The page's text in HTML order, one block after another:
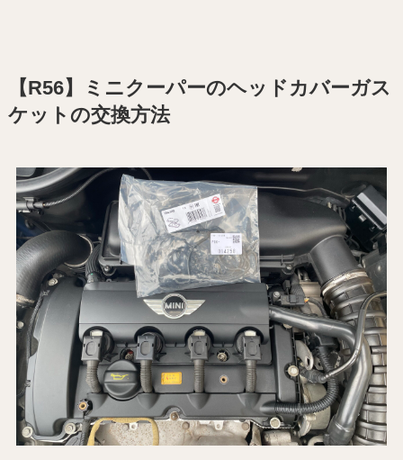
【R56】ミニクーパーのヘッドカバーガス
ケットの交換方法